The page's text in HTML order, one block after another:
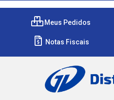
Meus Pedidos
Notas Fiscais